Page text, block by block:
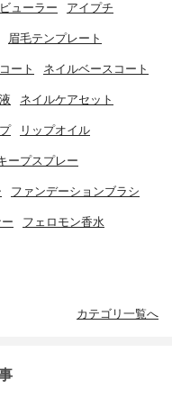
ューラー アイプチ
眉毛テンプレート
ート ネイルベースコート
ネイルケアセット
リップオイル
ープスプレー
ファンデーションブラシ
フェロモン香水
カテゴリ一覧へ